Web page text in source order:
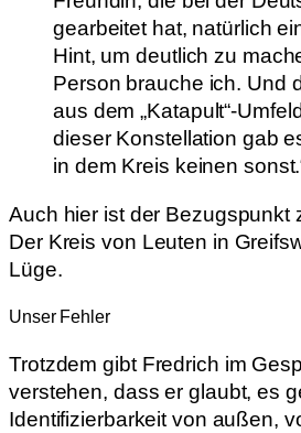
gearbeitet hat, natürlich
Hint, um deutlich zu
Person brauche ich. Und
aus dem „Katapult“-
dieser Konstellation gab
in dem Kreis keinen
Auch hier ist der Bezugspunkt
Der Kreis von Leuten in
Lüge.
Unser Fehler
Trotzdem gibt Fredrich im
verstehen, dass er glaubt, es
Identifizierbarkeit von außen,